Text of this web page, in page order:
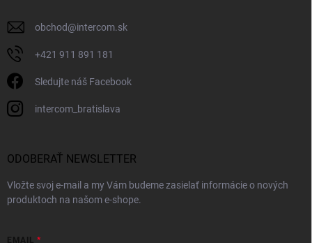
obchod@intercom.sk
+421 911 891 181
Sledujte náš Facebook
intercom_bratislava
ODOBERAŤ NEWSLETTER
Vložte svoj e-mail a my Vám budeme zasielať informácie o nových
produktoch na našom e-shope.
EMAIL